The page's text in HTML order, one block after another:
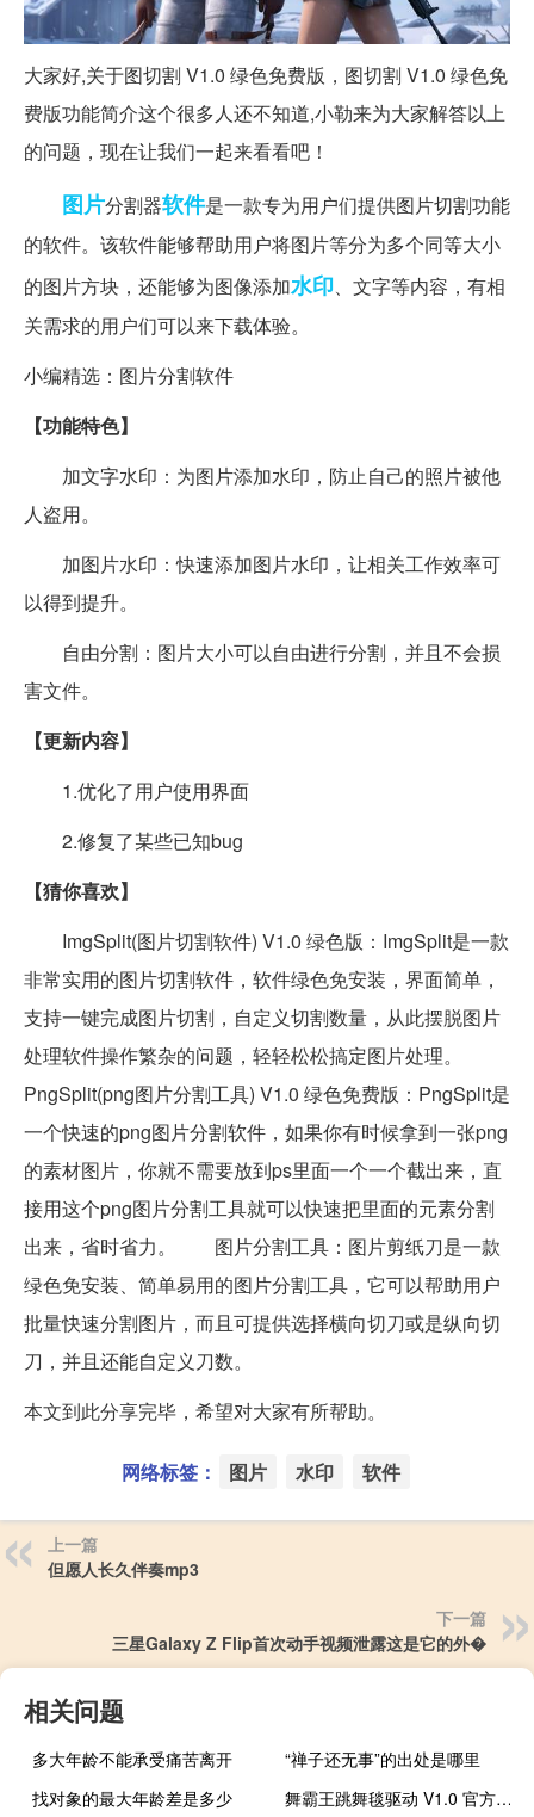
大家好,关于图切割 V1.0 绿色免费版，图切割 V1.0 绿色免
费版功能简介这个很多人还不知道,小勒来为大家解答以上
的问题，现在让我们一起来看看吧！
图片分割器软件是一款专为用户们提供图片切割功能
的软件。该软件能够帮助用户将图片等分为多个同等大小
的图片方块，还能够为图像添加水印、文字等内容，有相
关需求的用户们可以来下载体验。
小编精选：图片分割软件
【功能特色】
加文字水印：为图片添加水印，防止自己的照片被他
人盗用。
加图片水印：快速添加图片水印，让相关工作效率可
以得到提升。
自由分割：图片大小可以自由进行分割，并且不会损
害文件。
【更新内容】
1.优化了用户使用界面
2.修复了某些已知bug
【猜你喜欢】
ImgSplit(图片切割软件) V1.0 绿色版：ImgSplit是一款
非常实用的图片切割软件，软件绿色免安装，界面简单，
支持一键完成图片切割，自定义切割数量，从此摆脱图片
处理软件操作繁杂的问题，轻轻松松搞定图片处理。
PngSplit(png图片分割工具) V1.0 绿色免费版：PngSplit是
一个快速的png图片分割软件，如果你有时候拿到一张png
的素材图片，你就不需要放到ps里面一个一个截出来，直
接用这个png图片分割工具就可以快速把里面的元素分割
出来，省时省力。 图片分割工具：图片剪纸刀是一款
绿色免安装、简单易用的图片分割工具，它可以帮助用户
批量快速分割图片，而且可提供选择横向切刀或是纵向切
刀，并且还能自定义刀数。
本文到此分享完毕，希望对大家有所帮助。
网络标签： 图片 水印 软件
上一篇
但愿人长久伴奏mp3
下一篇
三星Galaxy Z Flip首次动手视频泄露这是它的外�
相关问题
多大年龄不能承受痛苦离开
“禅子还无事”的出处是哪里
找对象的最大年龄差是多少
舞霸王跳舞毯驱动 V1.0 官方免费版（舞霸王跳舞毯驱动 V1.0 官方免费版功能简介）